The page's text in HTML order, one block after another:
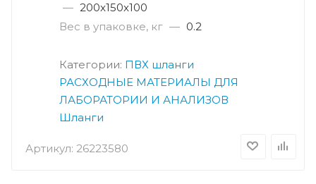
Артикул: 26223580
— 200x150x100
Вес в упаковке, кг — 0.2
Категории: ПВХ шланги
РАСХОДНЫЕ МАТЕРИАЛЫ ДЛЯ
ЛАБОРАТОРИИ И АНАЛИЗОВ
Шланги